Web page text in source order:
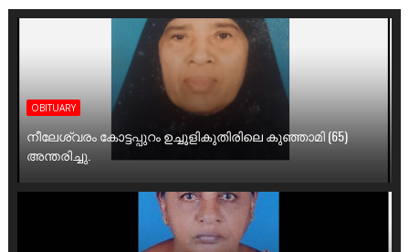
OBITUARY
നീലേശ്വരം കോട്ടപ്പുറം ഉച്ചൂളികുതിരിലെ കുഞ്ഞാമി (65)
അന്തരിച്ചു.